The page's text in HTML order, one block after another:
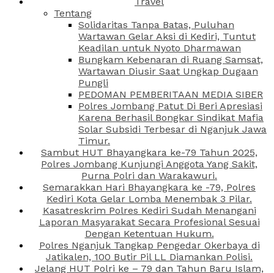
Tentang
Solidaritas Tanpa Batas, Puluhan
Wartawan Gelar Aksi di Kediri, Tuntut
Keadilan untuk Nyoto Dharmawan
Bungkam Kebenaran di Ruang Samsat,
Wartawan Diusir Saat Ungkap Dugaan
Pungli
PEDOMAN PEMBERITAAN MEDIA SIBER
Polres Jombang Patut Di Beri Apresiasi
Karena Berhasil Bongkar Sindikat Mafia
Solar Subsidi Terbesar di Nganjuk Jawa
Timur.
Sambut HUT Bhayangkara ke-79 Tahun 2025,
Polres Jombang Kunjungi Anggota Yang Sakit,
Purna Polri dan Warakawuri.
Semarakkan Hari Bhayangkara ke -79, Polres
Kediri Kota Gelar Lomba Menembak 3 Pilar.
Kasatreskrim Polres Kediri Sudah Menangani
Laporan Masyarakat Secara Profesional Sesuai
Dengan Ketentuan Hukum.
Polres Nganjuk Tangkap Pengedar Okerbaya di
Jatikalen, 100 Butir Pil LL Diamankan Polisi.
Jelang HUT Polri ke – 79 dan Tahun Baru Islam,